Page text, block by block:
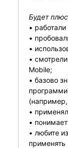
Будет
•
•
•
•
Mobile;
• базово
•
•
• любите
применять